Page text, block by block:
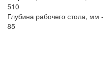
510
Глубина рабочего стола, мм -
85